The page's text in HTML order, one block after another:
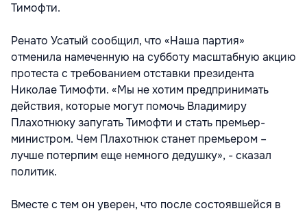
Тимофти.
Ренато Усатый сообщил, что «Наша партия»
отменила намеченную на субботу масштабную акцию
протеста с требованием отставки президента
Николае Тимофти. «Мы не хотим предпринимать
действия, которые могут помочь Владимиру
Плахотнюку запугать Тимофти и стать премьер-
министром. Чем Плахотнюк станет премьером –
лучше потерпим еще немного дедушку», - сказал
политик.
Вместе с тем он уверен, что после состоявшейся в